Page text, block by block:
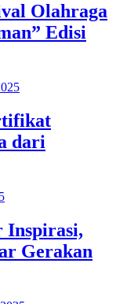
Olahraga
Edisi
dari
Inspirasi,
Gerakan